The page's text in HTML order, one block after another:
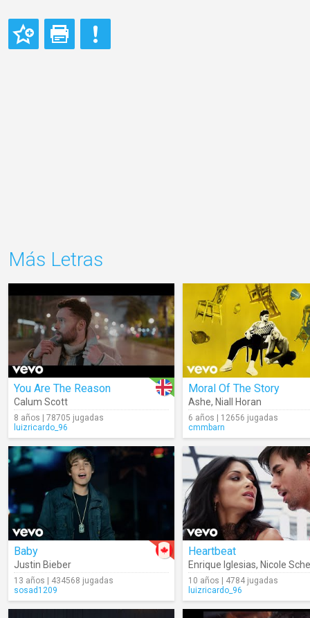
Más Letras
You Are The Reason
Calum Scott
8 años | 78705 jugadas
luizricardo_96
Moral Of The Story
Ashe, Niall Horan
6 años | 12656 jugadas
cmmbarn
Baby
Justin Bieber
13 años | 434568 jugadas
sosad1209
Heartbeat
Enrique Iglesias, Nicole
10 años | 4784 jugadas
luizricardo_96